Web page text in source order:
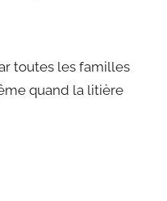
toutes les familles
quand la litière